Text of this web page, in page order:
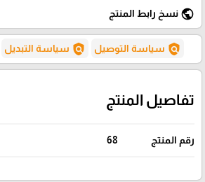
public نسخ رابط المنتج
policy سياسة التوصيل policy سياسة التبديل
تفاصيل المنتج
رقم المنتج 68